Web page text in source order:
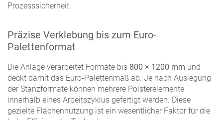
Prozesssicherheit.
Präzise Verklebung bis zum Euro-
Palettenformat
Die Anlage verarbeitet Formate bis 800 × 1200 mm und
deckt damit das Euro-Palettenmaß ab. Je nach Auslegung
der Stanzformate können mehrere Polsterelemente
innerhalb eines Arbeitszyklus gefertigt werden. Diese
gezielte Flächennutzung ist ein wesentlicher Faktor für die